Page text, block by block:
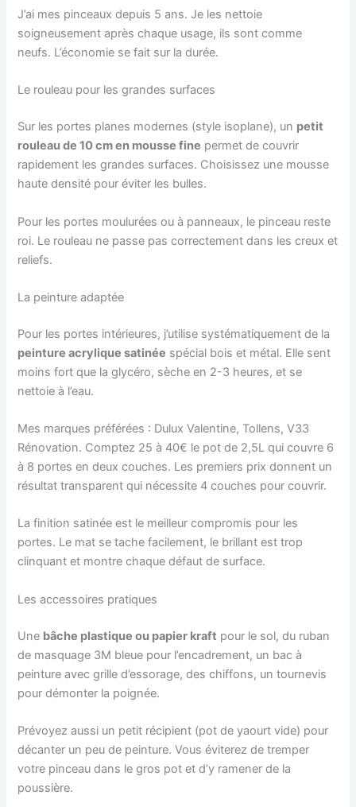
J’ai mes pinceaux depuis 5 ans. Je les nettoie
soigneusement après chaque usage, ils sont comme
neufs. L’économie se fait sur la durée.
Le rouleau pour les grandes surfaces
Sur les portes planes modernes (style isoplane), un petit
rouleau de 10 cm en mousse fine permet de couvrir
rapidement les grandes surfaces. Choisissez une mousse
haute densité pour éviter les bulles.
Pour les portes moulurées ou à panneaux, le pinceau reste
roi. Le rouleau ne passe pas correctement dans les creux et
reliefs.
La peinture adaptée
Pour les portes intérieures, j’utilise systématiquement de la
peinture acrylique satinée spécial bois et métal. Elle sent
moins fort que la glycéro, sèche en 2-3 heures, et se
nettoie à l’eau.
Mes marques préférées : Dulux Valentine, Tollens, V33
Rénovation. Comptez 25 à 40€ le pot de 2,5L qui couvre 6
à 8 portes en deux couches. Les premiers prix donnent un
résultat transparent qui nécessite 4 couches pour couvrir.
La finition satinée est le meilleur compromis pour les
portes. Le mat se tache facilement, le brillant est trop
clinquant et montre chaque défaut de surface.
Les accessoires pratiques
Une bâche plastique ou papier kraft pour le sol, du ruban
de masquage 3M bleue pour l’encadrement, un bac à
peinture avec grille d’essorage, des chiffons, un tournevis
pour démonter la poignée.
Prévoyez aussi un petit récipient (pot de yaourt vide) pour
décanter un peu de peinture. Vous éviterez de tremper
votre pinceau dans le gros pot et d’y ramener de la
poussière.